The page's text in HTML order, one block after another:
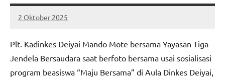
2 Oktober 2025
MEPAGO
No
Plt. Kadinkes Deiyai Mando Mote bersama Yayasan Tiga
Jendela Bersaudara saat berfoto bersama usai sosialisasi
program beasiswa “Maju Bersama” di Aula Dinkes Deiyai,